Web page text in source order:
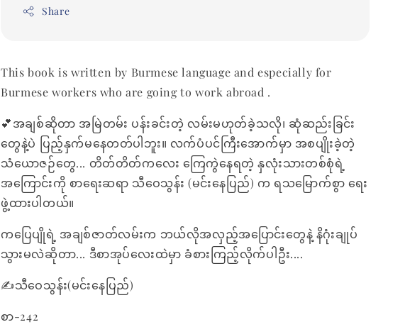
Share
This book is written by Burmese language and especially for
Burmese workers who are going to work abroad .
💕အချစ်ဆိုတာ အမြဲတမ်း ပန်းခင်းတဲ့ လမ်းမဟုတ်ခဲ့သလို၊ ဆုံဆည်းခြင်း
တွေနဲ့ပဲ ပြည့်နှက်မနေတတ်ပါဘူး။ လက်ပံပင်ကြီးအောက်မှာ အစပျိုးခဲ့တဲ့
သံယောဇဉ်တွေ... တိတ်တိတ်ကလေး ကြေကွဲနေရတဲ့ နှလုံးသားတစ်စုံရဲ့
အကြောင်းကို စာရေးဆရာ သီဝေသွန်း (မင်းနေပြည်) က ရသမြောက်စွာ ရေး
ဖွဲ့ထားပါတယ်။
ကပြေပျိုရဲ့ အချစ်ဇာတ်လမ်းက ဘယ်လိုအလှည့်အပြောင်းတွေနဲ့ နိဂုံးချုပ်
သွားမလဲဆိုတာ... ဒီစာအုပ်လေးထဲမှာ ခံစားကြည့်လိုက်ပါဦး....
✍သီဝေသွန်း(မင်းနေပြည်)
စာ-242